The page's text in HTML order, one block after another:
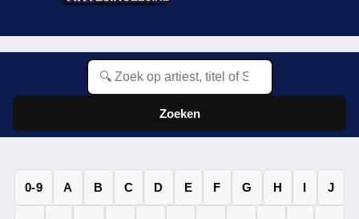
Zoeken
0-9 A B C D E F G H I J